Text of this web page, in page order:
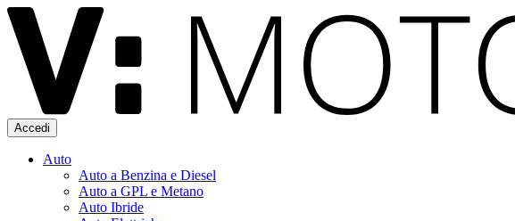
Accedi
Auto
Auto a Benzina e Diesel
Auto a GPL e Metano
Auto Ibride